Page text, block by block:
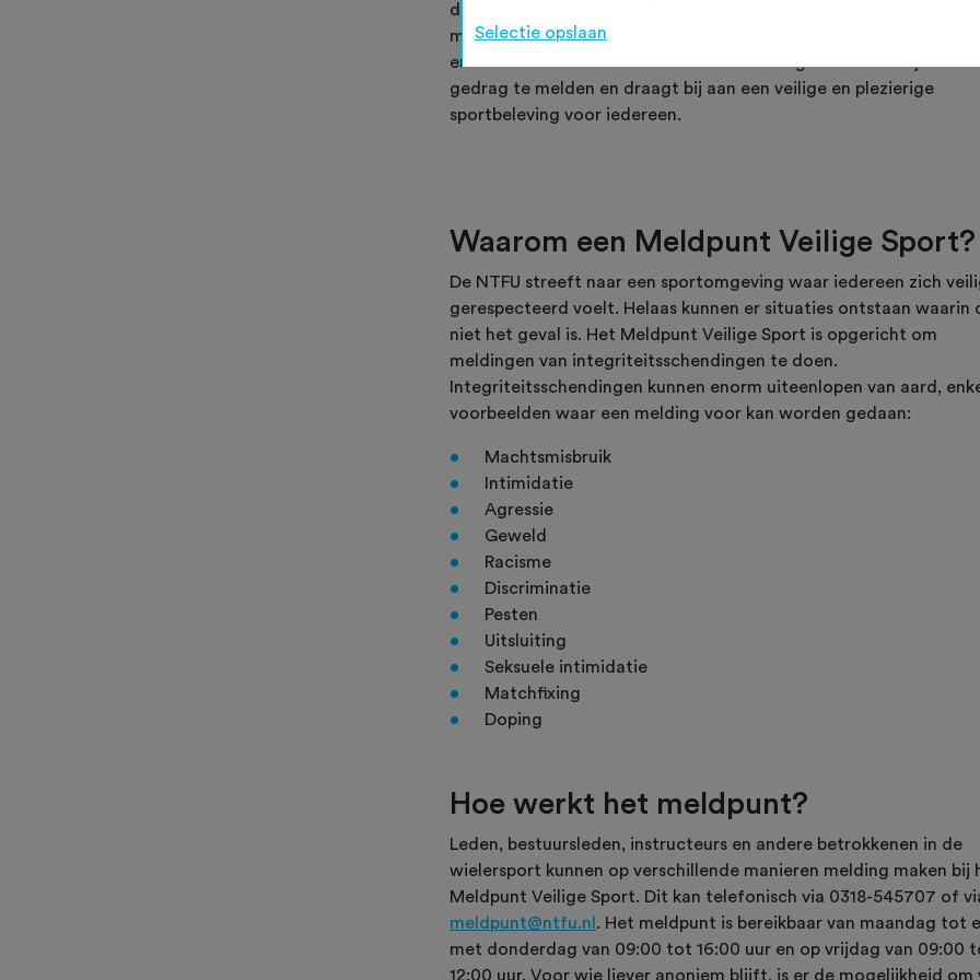
daarom de lancering van het Meldpunt Veilige Sport aan. Dit
meldpunt biedt een laagdrempelige manier voor leden,
en andere betrokkenen om incidenten van grensoverschrijdend
gedrag te melden en draagt bij aan een veilige en plezierige
sportbeleving voor iedereen.
Waarom een Meldpunt Veilige Sport?
De NTFU streeft naar een sportomgeving waar iedereen zich
gerespecteerd voelt. Helaas kunnen er situaties ontstaan waarin
niet het geval is. Het Meldpunt Veilige Sport is opgericht om
meldingen van integriteitsschendingen te doen.
Integriteitsschendingen kunnen enorm uiteenlopen van aard,
voorbeelden waar een melding voor kan worden gedaan:
Machtsmisbruik
Intimidatie
Agressie
Geweld
Racisme
Discriminatie
Pesten
Uitsluiting
Seksuele intimidatie
Matchfixing
Doping
Hoe werkt het meldpunt?
Leden, bestuursleden, instructeurs en andere betrokkenen in de
wielersport kunnen op verschillende manieren melding maken bij
Meldpunt Veilige Sport. Dit kan telefonisch via 0318-545707 of
meldpunt@ntfu.nl . Het meldpunt is bereikbaar van maandag tot
met donderdag van 09:00 tot 16:00 uur en op vrijdag van 09:00
12:00 uur. Voor wie liever anoniem blijft, is er de mogelijkheid om
Selectie opslaan